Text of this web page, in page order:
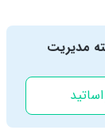
مدیریت
اساتید